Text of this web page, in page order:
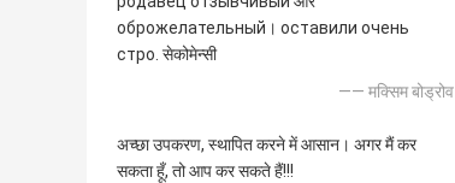
оброжелательный। оставили очень
стро. सेकोमेन्सी
—— मक्सिम बोड्रोव
अच्छा उपकरण, स्थापित करने में आसान। अगर मैं कर
सकता हूँ, तो आप कर सकते हैं!!!